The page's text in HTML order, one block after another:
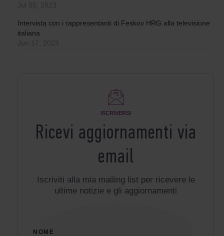
Jul 05, 2023
Intervista con i rappresentanti di Feskov HRG alla televisione
italiana
Jun 17, 2023
ISCRIVERSI
Ricevi aggiornamenti via
email
Iscriviti alla mia mailing list per ricevere le
ultime notizie e gli aggiornamenti
NOME